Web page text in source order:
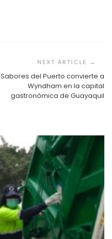
Sabores del Puerto convierte a
Wyndham en la capital
gastronómica de Guayaquil